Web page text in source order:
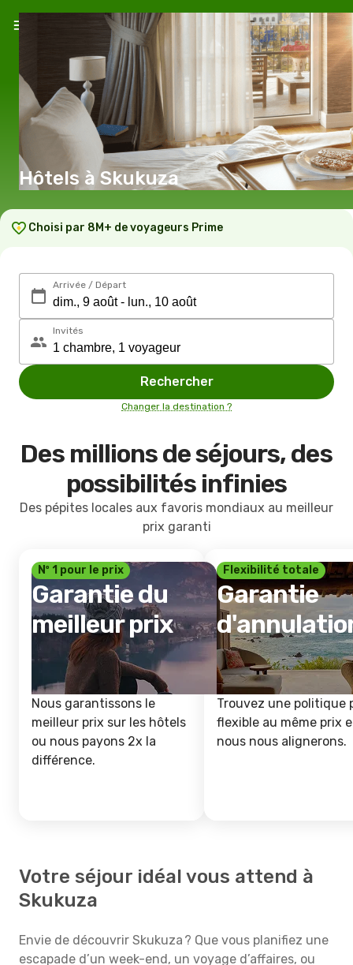
Hôtels à Skukuza
Choisi par 8M+ de voyageurs Prime
Arrivée / Départ
Invités
Rechercher
Changer la destination ?
Des millions de séjours, des
possibilités infinies
Des pépites locales aux favoris mondiaux au meilleur
prix garanti
Nº 1 pour le prix
Garantie du
meilleur prix
Nous garantissons le
meilleur prix sur les hôtels
ou nous payons 2x la
différence.
Flexibilité totale
Garantie
Trouvez une politique
flexible au même prix
nous nous alignerons.
Votre séjour idéal vous attend à
Skukuza
Envie de découvrir Skukuza ? Que vous planifiez une
escapade d’un week-end, un voyage d’affaires, ou